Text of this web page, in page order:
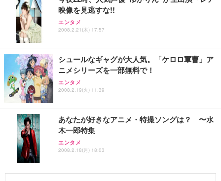
映像を見逃すな!!
エンタメ
2008.2.21(木) 17:57
シュールなギャグが大人気。「ケロロ軍曹」ア
ニメシリーズを一部無料で！
エンタメ
2008.2.19(火) 11:39
あなたが好きなアニメ・特撮ソングは？ 〜水
木一郎特集
エンタメ
2008.2.18(月) 18:03